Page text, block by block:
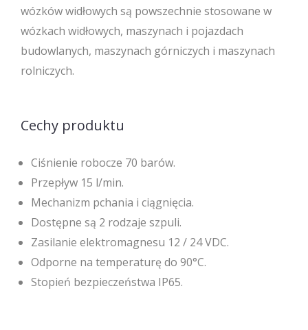
wózków widłowych są powszechnie stosowane w
wózkach widłowych, maszynach i pojazdach
budowlanych, maszynach górniczych i maszynach
rolniczych.
Cechy produktu
Ciśnienie robocze 70 barów.
Przepływ 15 l/min.
Mechanizm pchania i ciągnięcia.
Dostępne są 2 rodzaje szpuli.
Zasilanie elektromagnesu 12 / 24 VDC.
Odporne na temperaturę do 90°C.
Stopień bezpieczeństwa IP65.